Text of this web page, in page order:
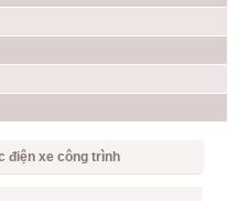
điện xe công trình